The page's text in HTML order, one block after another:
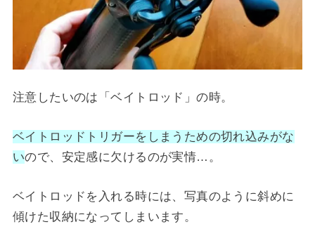
注意したいのは「ベイトロッド」の時。
ベイトロッドトリガーをしまうための切れ込みがな
いので、安定感に欠けるのが実情…。
ベイトロッドを入れる時には、写真のように斜めに
傾けた収納になってしまいます。